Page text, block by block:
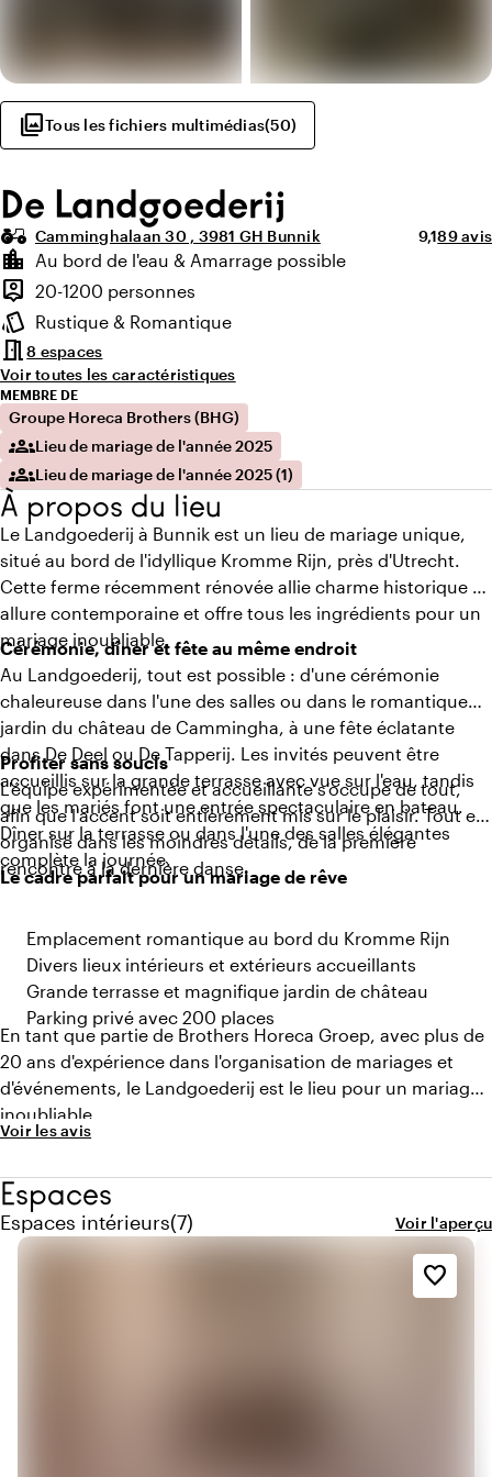
photo_libraryTous les fichiers multimédias(50)
De Landgoederij
agriculture Camminghalaan 30 , 3981 GH Bunnik Note
9,189 avis
Points forts
location_city
Environnement
Au bord de l'eau & Amarrage possible
person_pin
Capacité
20-1200 personnes
style
Ambiance
Rustique & Romantique
meeting_room8 espaces
Voir toutes les caractéristiques
MEMBRE DE
Groupe Horeca Brothers (BHG)
groupsLieu de mariage de l'année 2025
groupsLieu de mariage de l'année 2025 (1)
À propos du lieu
Le Landgoederij à Bunnik est un lieu de mariage unique,
situé au bord de l'idyllique Kromme Rijn, près d'Utrecht.
Cette ferme récemment rénovée allie charme historique et
allure contemporaine et offre tous les ingrédients pour un
mariage inoubliable.
Cérémonie, dîner et fête au même endroit
Au Landgoederij, tout est possible : d'une cérémonie
chaleureuse dans l'une des salles ou dans le romantique
jardin du château de Cammingha, à une fête éclatante
dans De Deel ou De Tapperij. Les invités peuvent être
accueillis sur la grande terrasse avec vue sur l'eau, tandis
que les mariés font une entrée spectaculaire en bateau.
Dîner sur la terrasse ou dans l'une des salles élégantes
complète la journée.
Profiter sans soucis
L'équipe expérimentée et accueillante s'occupe de tout,
afin que l'accent soit entièrement mis sur le plaisir. Tout est
organisé dans les moindres détails, de la première
rencontre à la dernière danse.
Le cadre parfait pour un mariage de rêve
Emplacement romantique au bord du Kromme Rijn
Divers lieux intérieurs et extérieurs accueillants
Grande terrasse et magnifique jardin de château
Parking privé avec 200 places
En tant que partie de Brothers Horeca Groep, avec plus de
20 ans d'expérience dans l'organisation de mariages et
d'événements, le Landgoederij est le lieu pour un mariage
inoubliable.
Voir les avis
Espaces
Espaces intérieurs
Quantité de espaces intérieurs : 7
(7) Voir l'aperçu
favorite_border